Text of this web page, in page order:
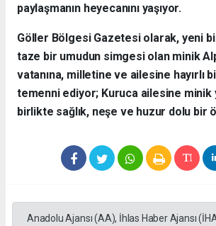
paylaşmanın heyecanını yaşıyor.
​Göller Bölgesi Gazetesi olarak, yeni
taze bir umudun simgesi olan minik
vatanına, milletine ve ailesine hayırlı
temenni ediyor; Kuruca ailesine minik
birlikte sağlık, neşe ve huzur dolu bir
Anadolu Ajansı (AA), İhlas Haber Ajansı